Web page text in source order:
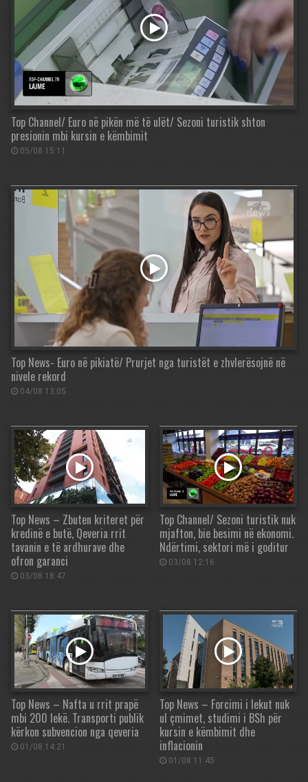
Top Channel/ Euro në pikën më të ulët/ Sezoni turistik shton
presionin mbi kursin e këmbimit
05/08 15:11
Top News- Euro në pikiatë/ Prurjet nga turistët e zhvlerësojnë në
nivele rekord
04/08 13:05
Top News – Zbuten kriteret për
kredinë e butë, Qeveria rrit
tavanin e të ardhurave dhe
ofron garanci
03/08 18:47
Top Channel/ Sezoni turistik nuk
mjafton, bie besimi në ekonomi.
Ndërtimi, sektori më i goditur
03/08 12:16
Top News – Nafta u rrit prapë
mbi 200 lekë. Transporti publik
kërkon subvencion nga qeveria
01/08 14:21
Top News – Forcimi i lekut nuk
ul çmimet, studimi i BSh për
kursin e këmbimit dhe
inflacionin
01/08 11:45